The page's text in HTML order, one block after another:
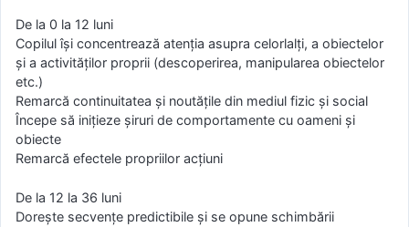
De la 0 la 12 luni
Copilul își concentrează atenția asupra celorlalți, a obiectelor
și a activităților proprii (descoperirea, manipularea obiectelor
etc.)
Remarcă continuitatea și noutățile din mediul fizic și social
Începe să inițieze șiruri de comportamente cu oameni și
obiecte
Remarcă efectele propriilor acțiuni
De la 12 la 36 luni
Dorește secvențe predictibile și se opune schimbării